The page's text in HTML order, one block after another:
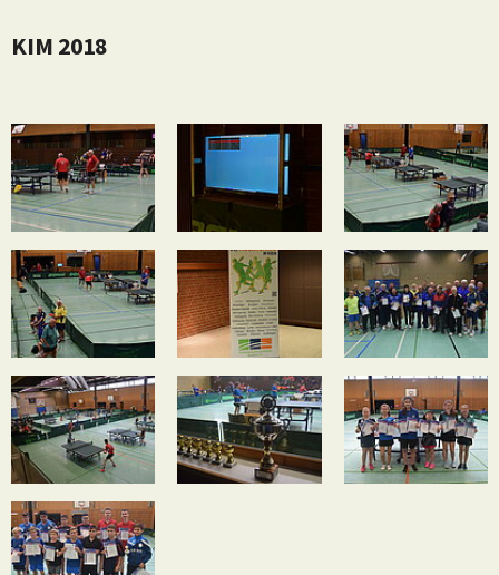
KIM 2018